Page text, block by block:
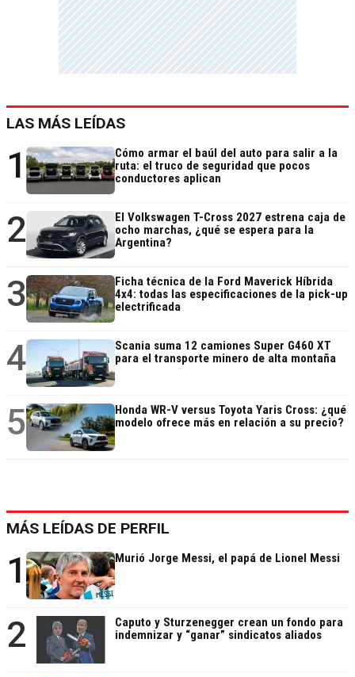
LAS MÁS LEÍDAS
1
Cómo armar el baúl del auto para salir a la
ruta: el truco de seguridad que pocos
conductores aplican
2
El Volkswagen T-Cross 2027 estrena caja de
ocho marchas, ¿qué se espera para la
Argentina?
3
Ficha técnica de la Ford Maverick Híbrida
4x4: todas las especificaciones de la pick-up
electrificada
4
Scania suma 12 camiones Super G460 XT
para el transporte minero de alta montaña
5
Honda WR-V versus Toyota Yaris Cross: ¿qué
modelo ofrece más en relación a su precio?
MÁS LEÍDAS DE PERFIL
1 Murió Jorge Messi, el papá de Lionel Messi
2
Caputo y Sturzenegger crean un fondo para
indemnizar y “ganar” sindicatos aliados